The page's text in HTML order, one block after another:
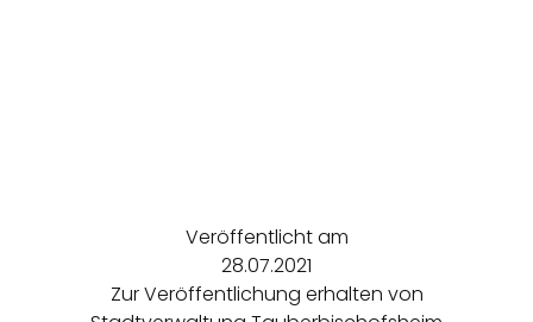
Veröffentlicht am
28.07.2021
Zur Veröffentlichung erhalten von